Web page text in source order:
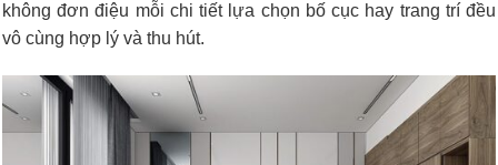
không đơn điệu mỗi chi tiết lựa chọn bố cục hay trang trí đều
vô cùng hợp lý và thu hút.